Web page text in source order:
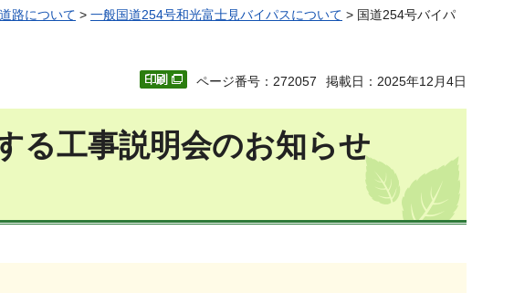
道路について > 一般国道254号和光富士見バイパスについて > 国道254号バイパ
ページ番号：272057 掲載日：2025年12月4日
る工事説明会のお知らせ